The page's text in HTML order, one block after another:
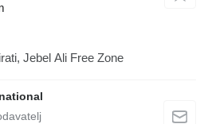
Jebel Ali Free Zone